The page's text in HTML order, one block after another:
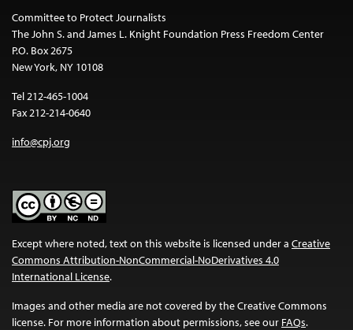
Committee to Protect Journalists
The John S. and James L. Knight Foundation Press Freedom Center
P.O. Box 2675
New York, NY 10108
Tel 212-465-1004
Fax 212-214-0640
info@cpj.org
Except where noted, text on this website is licensed under a Creative
Commons Attribution-NonCommercial-NoDerivatives 4.0
International License.
Images and other media are not covered by the Creative Commons
license. For more information about permissions, see our FAQs.